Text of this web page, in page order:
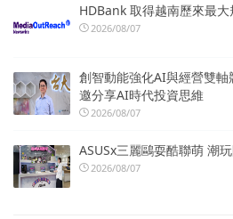
HDBank 取得越南歷來最
2026/08/07
創智動能強化AI與經營雙
邀分享AI時代投資思維
2026/08/07
ASUSx三麗鷗耍酷聯萌 潮
2026/08/07